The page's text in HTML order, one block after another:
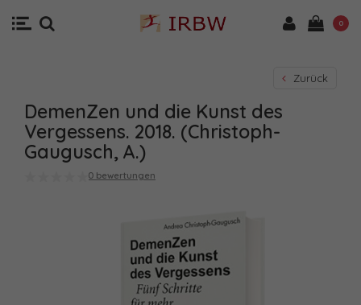
0
Zurück
DemenZen und die Kunst des
Vergessens. 2018. (Christoph-
Gaugusch, A.)
0 bewertungen